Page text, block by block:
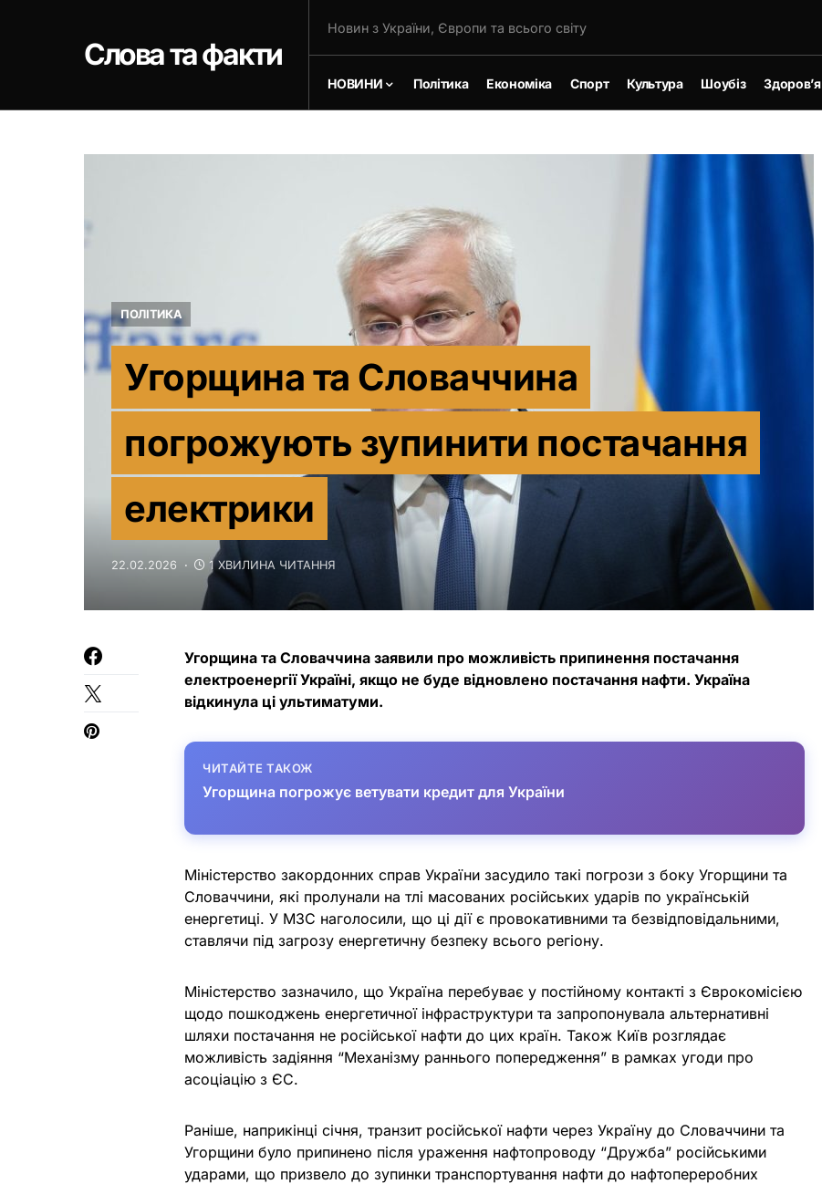
Слова та факти
Новин з України, Європи та всього світу
НОВИНИ Політика Економіка Спорт Культура Шоубіз Здоров’я
ПОЛІТИКА
Угорщина та Словаччина
погрожують зупинити постачання
електрики
22.02.2026 1 ХВИЛИНА ЧИТАННЯ
Угорщина та Словаччина заявили про можливість припинення постачання
електроенергії Україні, якщо не буде відновлено постачання нафти. Україна
відкинула ці ультиматуми.
ЧИТАЙТЕ ТАКОЖ
Угорщина погрожує ветувати кредит для України
Міністерство закордонних справ України засудило такі погрози з боку Угорщини та
Словаччини, які пролунали на тлі масованих російських ударів по українській
енергетиці. У МЗС наголосили, що ці дії є провокативними та безвідповідальними,
ставлячи під загрозу енергетичну безпеку всього регіону.
Міністерство зазначило, що Україна перебуває у постійному контакті з Єврокомісією
щодо пошкоджень енергетичної інфраструктури та запропонувала альтернативні
шляхи постачання не російської нафти до цих країн. Також Київ розглядає
можливість задіяння “Механізму раннього попередження” в рамках угоди про
асоціацію з ЄС.
Раніше, наприкінці січня, транзит російської нафти через Україну до Словаччини та
Угорщини було припинено після ураження нафтопроводу “Дружба” російськими
ударами, що призвело до зупинки транспортування нафти до нафтопереробних